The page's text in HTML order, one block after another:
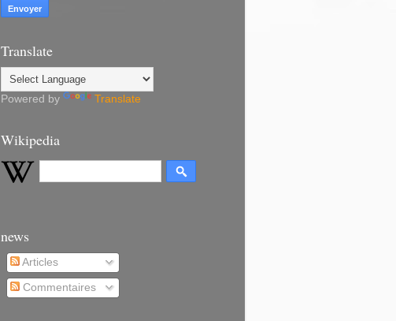
Translate
Powered by Translate
Wikipedia
news
Articles
Commentaires